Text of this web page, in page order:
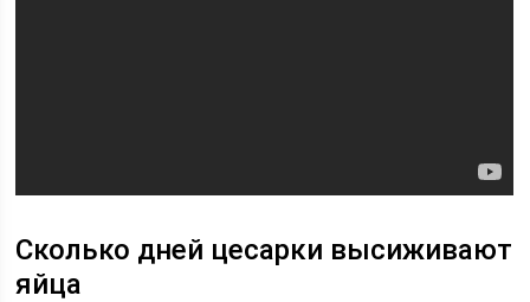
Сколько дней цесарки высиживают
яйца